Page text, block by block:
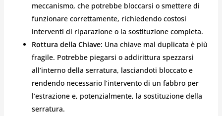
meccanismo, che potrebbe bloccarsi o smettere di
funzionare correttamente, richiedendo costosi
interventi di riparazione o la sostituzione completa.
Rottura della Chiave: Una chiave mal duplicata è più
fragile. Potrebbe piegarsi o addirittura spezzarsi
all’interno della serratura, lasciandoti bloccato e
rendendo necessario l’intervento di un fabbro per
l’estrazione e, potenzialmente, la sostituzione della
serratura.